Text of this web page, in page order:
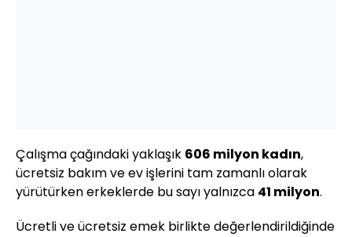
Çalışma çağındaki yaklaşık 606 milyon kadın,
ücretsiz bakım ve ev işlerini tam zamanlı olarak
yürütürken erkeklerde bu sayı yalnızca 41 milyon.
Ücretli ve ücretsiz emek birlikte değerlendirildiğinde